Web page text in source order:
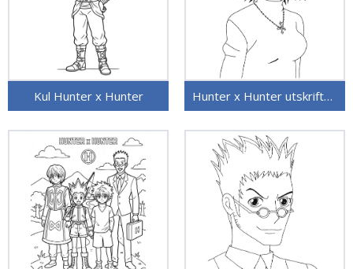
Kul Hunter x Hunter Hunter x Hunter utskriftbart bilde